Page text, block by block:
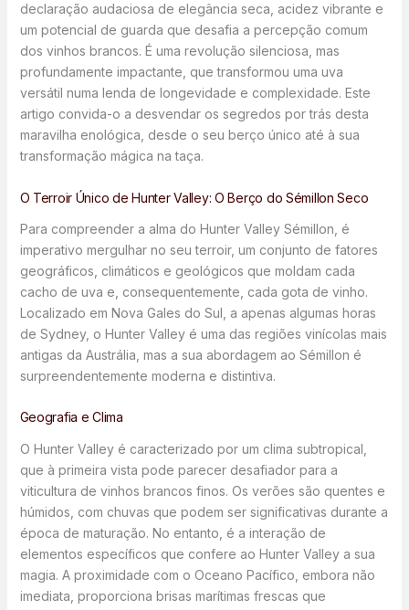
declaração audaciosa de elegância seca, acidez vibrante e
um potencial de guarda que desafia a percepção comum
dos vinhos brancos. É uma revolução silenciosa, mas
profundamente impactante, que transformou uma uva
versátil numa lenda de longevidade e complexidade. Este
artigo convida-o a desvendar os segredos por trás desta
maravilha enológica, desde o seu berço único até à sua
transformação mágica na taça.
O Terroir Único de Hunter Valley: O Berço do Sémillon Seco
Para compreender a alma do Hunter Valley Sémillon, é
imperativo mergulhar no seu terroir, um conjunto de fatores
geográficos, climáticos e geológicos que moldam cada
cacho de uva e, consequentemente, cada gota de vinho.
Localizado em Nova Gales do Sul, a apenas algumas horas
de Sydney, o Hunter Valley é uma das regiões vinícolas mais
antigas da Austrália, mas a sua abordagem ao Sémillon é
surpreendentemente moderna e distintiva.
Geografia e Clima
O Hunter Valley é caracterizado por um clima subtropical,
que à primeira vista pode parecer desafiador para a
viticultura de vinhos brancos finos. Os verões são quentes e
húmidos, com chuvas que podem ser significativas durante a
época de maturação. No entanto, é a interação de
elementos específicos que confere ao Hunter Valley a sua
magia. A proximidade com o Oceano Pacífico, embora não
imediata, proporciona brisas marítimas frescas que